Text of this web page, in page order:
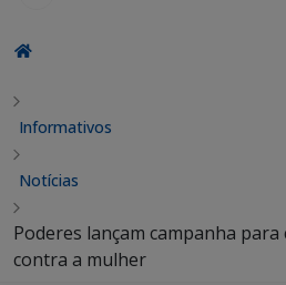
Informativos
Notícias
Poderes lançam campanha
contra a mulher